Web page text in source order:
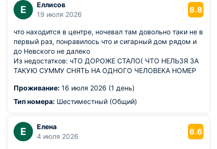
Е
Еллисов
19 июля 2026
8.8
что находится в центре, ночевал там довольно таки не в
первый раз, понравилось что и сигарный дом рядом и
до Невского не далеко
Из недостатков: чТО ДОРОЖЕ СТАЛО( ЧТО НЕЛЬЗЯ ЗА
ТАКУЮ СУММУ СНЯТЬ НА ОДНОГО ЧЕЛОВЕКА НОМЕР
Проживание: 16 июля 2026 (1 день)
Тип номера: Шестиместный (Общий)
Е
Елена
4 июля 2026
8.6